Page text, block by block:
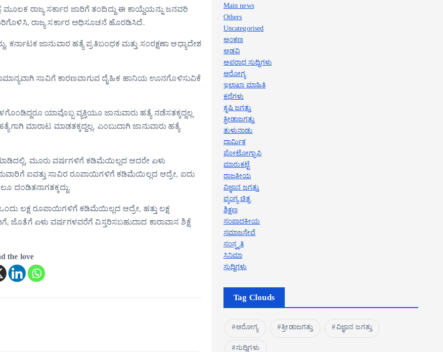
ಮೂಲಕ ರಾಜ್ಯ ಸರ್ಕಾರ ಜಾರಿಗೆ ತಂದಿದ್ದು ಈ ಕಾಯ್ದೆಯನ್ನು ಜನವರಿ
ರಾಜ್ಯ ಸರ್ಕಾರ ಅಧಿಸೂಚನೆ ಹೊರಡಿಸಿದೆ.
ಜಾನುವಾರ ಹತ್ಯೆ ಪ್ರತಿಬಂಧಕ ಮತ್ತು ಸಂರಕ್ಷಣಾ ಆಧ್ಯಾದೇಶ
ಸಾಮಾನ್ಯವಾಗಿ ಸಾವಿಗೆ ಕಾರಣವಾಗುವ ದೈಹಿಕ ಹಾನಿಯ ಊನಗೊಳಿಸುವಿಕೆ
ಯಾವೊಬ್ಬ ವ್ಯಕ್ತಿಯೂ ಜಾನುವಾರು ಹತ್ಯೆ ನಡೆಸತಕ್ಕದ್ದಲ್ಲ
ಮಾರಾಟ ಮಾಡತಕ್ಕದ್ದಲ್ಲ. ಎಂಬುದಾಗಿ ಜಾನುವಾರು ಹತ್ಯೆ
ಮೂರು ವರ್ಷಗಳಿಗೆ ಕಡಿಮೆಯಿಲ್ಲದ ಆದರೇ ಏಳು
ಐವತ್ತು ಸಾವಿರ ರೂಪಾಯಿಗಳಿಗೆ ಕಡಿಮೆಯಿಲ್ಲದ ಆದ್ರೇ, ಐದು
ದಂಡಿತನಾಗತಕ್ಕದ್ದು.
ಲಕ್ಷ ರೂಪಾಯಿಗಳಿಗೆ ಕಡಿಮೆಯಿಲ್ಲದ ಆದ್ರೇ, ಹತ್ತು ಲಕ್ಷ
ಏಳು ವರ್ಷಗಳವರೆಗೆ ವಿಸ್ತರಿಸಬಹುದಾದ ಕಾರಾವಾಸ ಶಿಕ್ಷೆ
the love
Main news
Others
Uncategorised
ಅಂಕಣ
ಅಡವಿ
ಅಪರಾಧ ಸುದ್ದಿಗಳು
ಆರೋಗ್ಯ
ಇಲಾಖಾ ಮಾಹಿತಿ
ಕಥೆಗಳು
ಕೃಷಿ ಜಗತ್ತು
ಕ್ರೀಡಾಜಗತ್ತು
ತುಳುನಾಡು
ಧಾರ್ಮಿಕ
ಪೋಟೋಗ್ರಾಫಿ
ಮಾರುಕಟ್ಟೆ
ರಾಜಕೀಯ
ವಿಜ್ಞಾನ ಜಗತ್ತು
ವ್ಯಂಗ್ಯ ಚಿತ್ರ
ಶಿಕ್ಷಣ
ಸಂಪಾದಕೀಯ
ಸಮಾಜಸೇವೆ
ಸಂಸ್ಕೃತಿ
ಸಿನಿಮಾ
ಸುದ್ದಿಗಳು
Tag Clouds
ಆರೋಗ್ಯ ಕ್ರೀಡಾಜಗತ್ತು ವಿಜ್ಞಾನ ಜಗತ್ತು
ಸುದ್ದಿಗಳು